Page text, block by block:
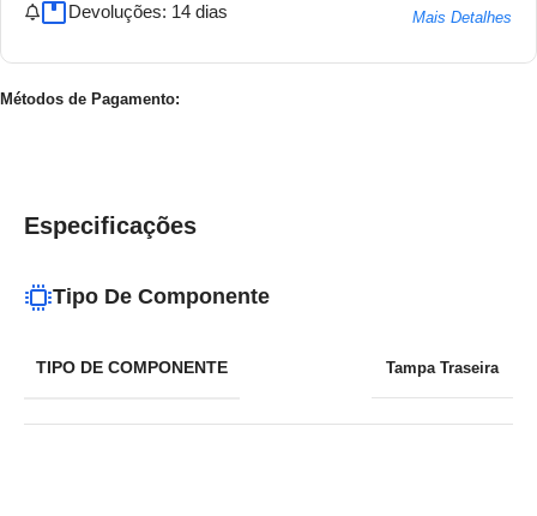
Devoluções: 14 dias Mais Detalhes
Métodos de Pagamento:
Especificações
Tipo De Componente
TIPO DE COMPONENTE Tampa Traseira